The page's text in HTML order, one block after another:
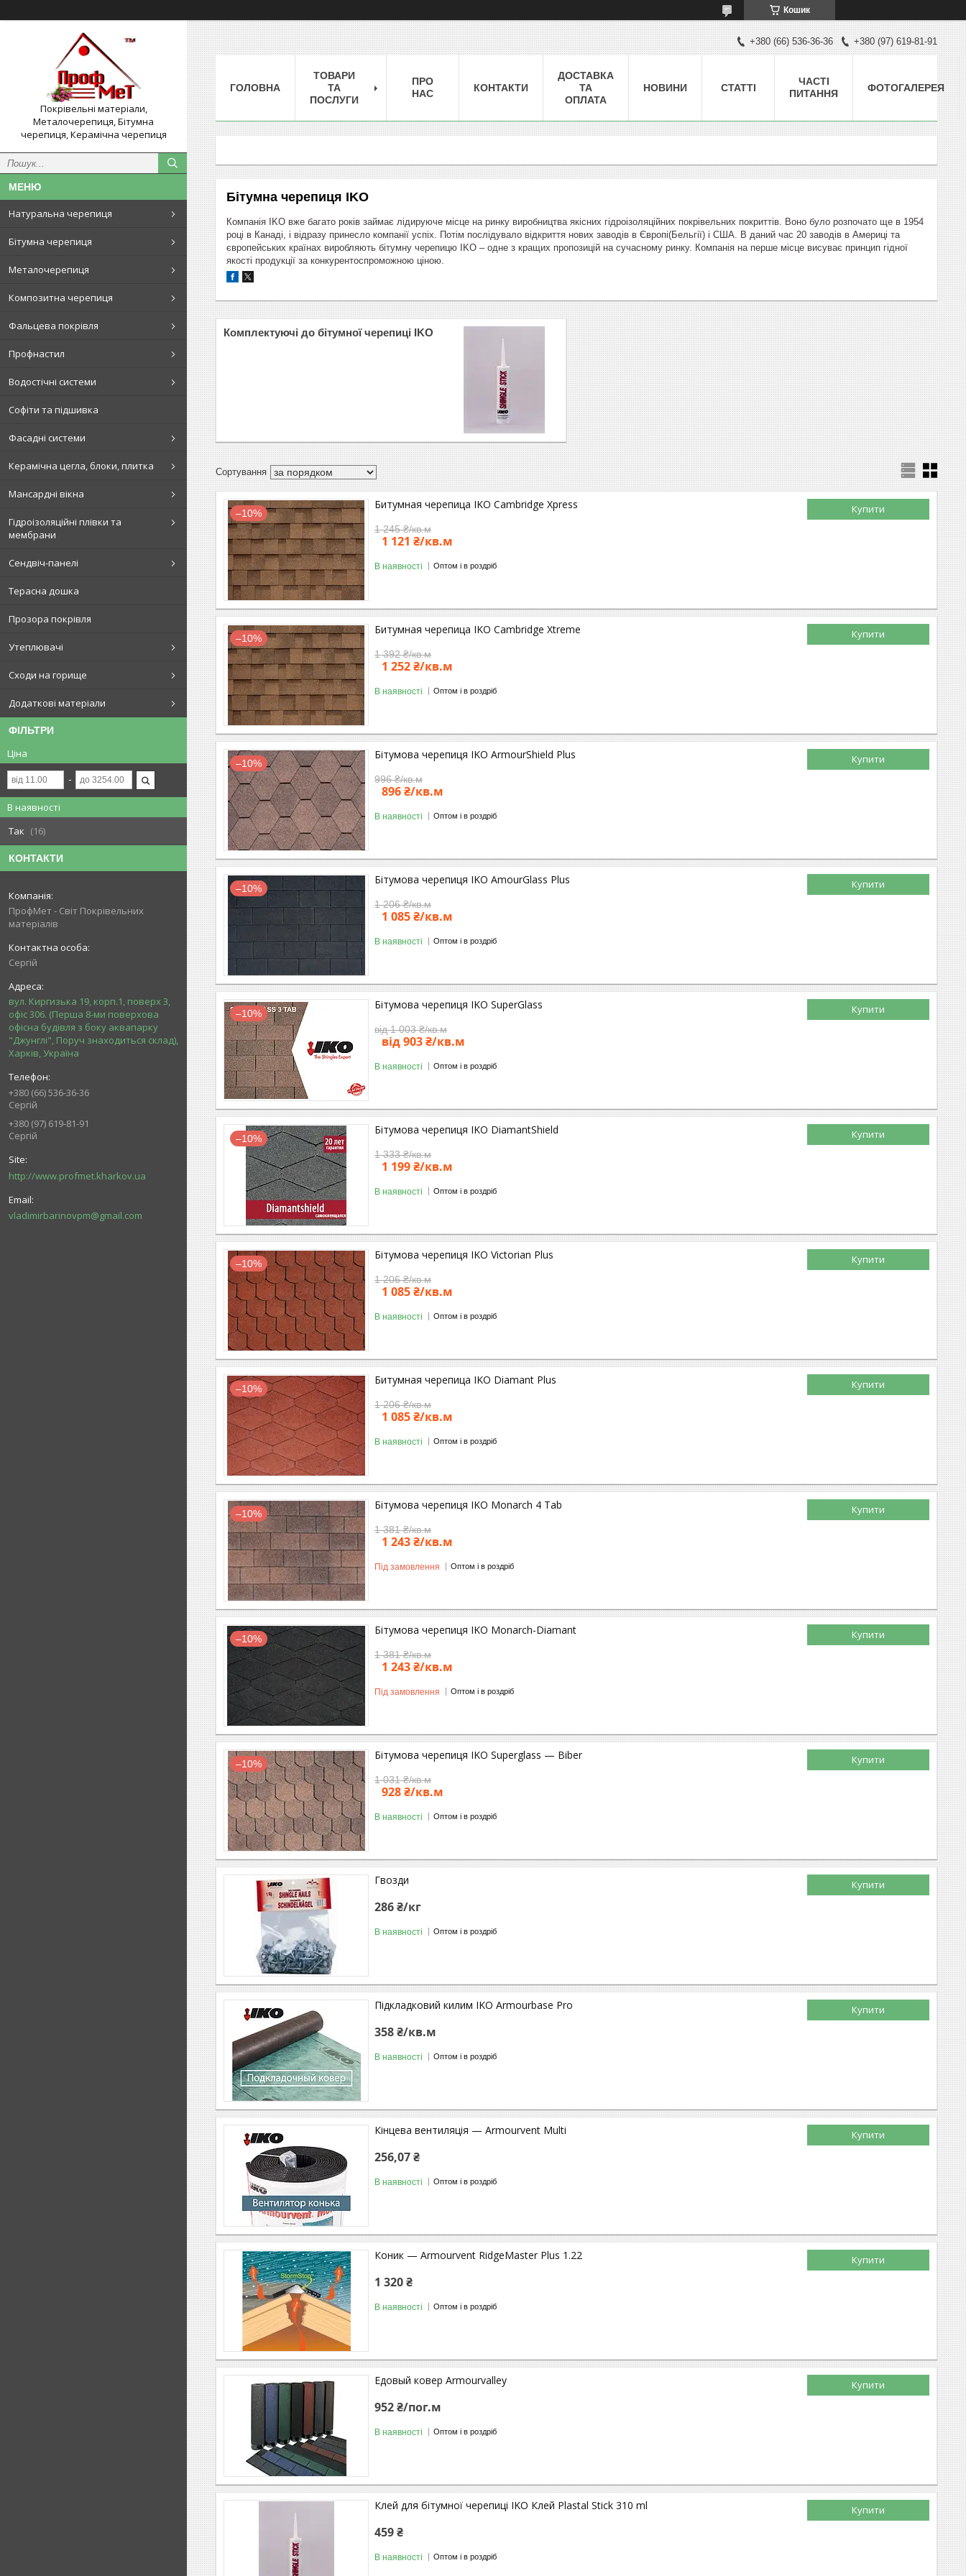
Кошик
Покрівельні матеріали,
Металочерепиця, Бітумна
черепиця, Керамічна черепиця
Натуральна черепиця
Бітумна черепиця
Металочерепиця
Композитна черепиця
Фальцева покрівля
Профнастил
Водостічні системи
Софіти та підшивка
Фасадні системи
Керамічна цегла, блоки, плитка
Мансардні вікна
Гідроізоляційні плівки та
мембрани
Сендвіч-панелі
Терасна дошка
Прозора покрівля
Утеплювачі
Сходи на горище
Додаткові матеріали
ФІЛЬТРИ
Ціна
В наявності
Так
16
КОНТАКТИ
ПрофМет - Світ Покрівельних
матеріалів
Сергій
вул. Киргизька 19, корп.1, поверх 3,
офіс 306. (Перша 8-ми поверхова
офісна будівля з боку аквапарку
"Джунглі", Поруч знаходиться склад),
Харків, Україна
+380 (66) 536-36-36
Сергій
+380 (97) 619-81-91
Сергій
http://www.profmet.kharkov.ua
vladimirbarinovpm@gmail.com
+380 (66) 536-36-36 +380 (97) 619-81-91
ГОЛОВНА
ТОВАРИ
ТА
ПОСЛУГИ
ПРО
НАС
КОНТАКТИ
ДОСТАВКА
ТА
ОПЛАТА
НОВИНИ СТАТТІ
ЧАСТІ
ПИТАННЯ
ФОТОГАЛЕРЕЯ
Бітумна черепиця IKO
Компанія IKO вже багато років займає лідируюче місце на ринку виробництва якісних гідроізоляційних покрівельних покриттів. Воно було розпочато ще в 1954
році в Канаді, і відразу принесло компанії успіх. Потім послідувало відкриття нових заводів в Європі(Бельгії) і США. В даний час 20 заводів в Америці та
європейських країнах виробляють бітумну черепицю IKO – одне з кращих пропозицій на сучасному ринку. Компанія на перше місце висуває принцип гідної
якості продукції за конкурентоспроможною ціною.
Комплектуючі до бітумної черепиці IKO
–10% Купити
Битумная черепица IKO Cambridge Xpress
1 245 ₴/кв.м
1 121 ₴/кв.м
В наявності Оптом і в роздріб
–10% Купити
Битумная черепица IKO Cambridge Xtreme
1 392 ₴/кв.м
1 252 ₴/кв.м
В наявності Оптом і в роздріб
–10% Купити
Бітумова черепиця IKO ArmourShield Plus
996 ₴/кв.м
896 ₴/кв.м
В наявності Оптом і в роздріб
–10% Купити
Бітумова черепиця IKO AmourGlass Plus
1 206 ₴/кв.м
1 085 ₴/кв.м
В наявності Оптом і в роздріб
–10% Купити
Бітумова черепиця IKO SuperGlass
від 1 003 ₴/кв.м
від 903 ₴/кв.м
В наявності Оптом і в роздріб
–10% Купити
Бітумова черепиця IKO DiamantShield
1 333 ₴/кв.м
1 199 ₴/кв.м
В наявності Оптом і в роздріб
–10% Купити
Бітумова черепиця IKO Victorian Plus
1 206 ₴/кв.м
1 085 ₴/кв.м
В наявності Оптом і в роздріб
–10% Купити
Битумная черепица IKO Diamant Plus
1 206 ₴/кв.м
1 085 ₴/кв.м
В наявності Оптом і в роздріб
–10% Купити
Бітумова черепиця IKO Monarch 4 Tab
1 381 ₴/кв.м
1 243 ₴/кв.м
Під замовлення Оптом і в роздріб
–10% Купити
Бітумова черепиця IKO Monarch-Diamant
1 381 ₴/кв.м
1 243 ₴/кв.м
Під замовлення Оптом і в роздріб
–10% Купити
Бітумова черепиця IKO Superglass — Biber
1 031 ₴/кв.м
928 ₴/кв.м
В наявності Оптом і в роздріб
Купити
Гвозди
286 ₴/кг
В наявності Оптом і в роздріб
Купити
Підкладковий килим IKO Аrmourbase Pro
358 ₴/кв.м
В наявності Оптом і в роздріб
Купити
Кінцева вентиляція — Armourvent Multi
256,07 ₴
В наявності Оптом і в роздріб
Купити
Коник — Armourvent RidgeMaster Plus 1.22
1 320 ₴
В наявності Оптом і в роздріб
Купити
Едовый ковер Armourvalley
952 ₴/пог.м
В наявності Оптом і в роздріб
Купити
Клей для бітумної черепиці IKO Клей Plastal Stick 310 ml
459 ₴
В наявності Оптом і в роздріб